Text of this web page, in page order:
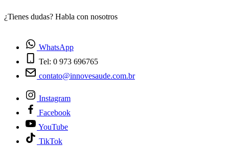
¿Tienes dudas? Habla con nosotros
WhatsApp
Tel: 0 973 696765
contato@innovesaude.com.br
Instagram
Facebook
YouTube
TikTok